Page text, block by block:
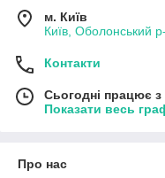
м. Київ
Київ, Оболонський
Контакти
Сьогодні працює
Показати весь
Про нас